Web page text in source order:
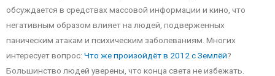
обсуждается в средствах массовой информации и кино, что
негативным образом влияет на людей, подверженных
паническим атакам и психическим заболеваниям. Многих
интересует вопрос: Что же произойдёт в 2012 с Землёй?
Большинство людей уверены, что конца света не избежать.